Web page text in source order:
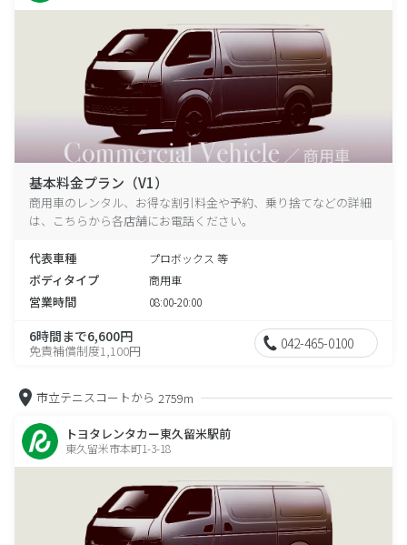
基本料金プラン（V1）
商用車のレンタル、お得な割引料金や予約、乗り捨てなどの詳細
は、こちらから各店舗にお電話ください。
代表車種 プロボックス 等
ボディタイプ 商用車
営業時間 08:00-20:00
6時間まで6,600円
免責補償制度1,100円 042-465-0100
市立テニスコートから 2759m
トヨタレンタカー東久留米駅前
東久留米市本町1-3-18